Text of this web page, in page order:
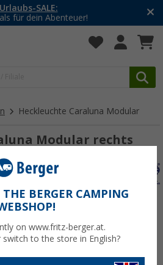
Urlaubs-SALE:
für dein Abenteuer!
Heckleuchte Caraluna Modular
Modular rechts
BERGER CAMPING
on www.fritz-berger.at.
to the store in English?